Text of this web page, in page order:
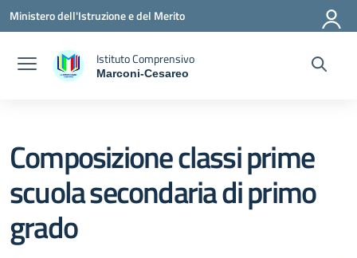
Ministero dell'Istruzione e del Merito
Istituto Comprensivo
Marconi-Cesareo
Composizione classi prime
scuola secondaria di primo
grado